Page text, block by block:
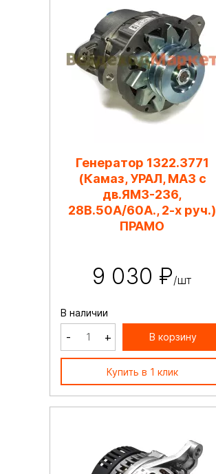
Генератор 1322.3771
(Камаз, УРАЛ, МАЗ с
дв.ЯМЗ-236,
28В.50А/60А., 2-х руч.)
ПРАМО
9 030 ₽/шт
В наличии
- + В корзину
Купить в 1 клик